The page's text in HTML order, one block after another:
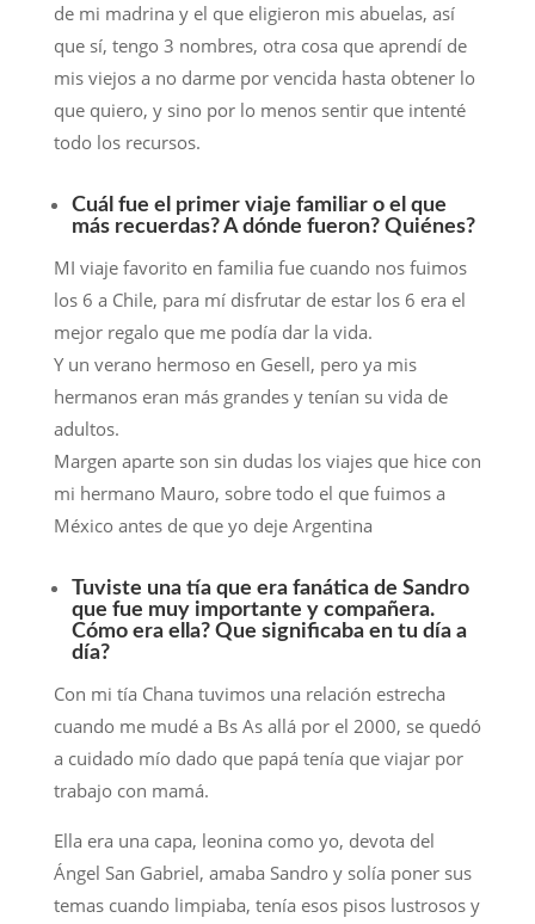
de mi madrina y el que eligieron mis abuelas, así
que sí, tengo 3 nombres, otra cosa que aprendí de
mis viejos a no darme por vencida hasta obtener lo
que quiero, y sino por lo menos sentir que intenté
todo los recursos.
Cuál fue el primer viaje familiar o el que
más recuerdas? A dónde fueron? Quiénes?
MI viaje favorito en familia fue cuando nos fuimos
los 6 a Chile, para mí disfrutar de estar los 6 era el
mejor regalo que me podía dar la vida.
Y un verano hermoso en Gesell, pero ya mis
hermanos eran más grandes y tenían su vida de
adultos.
Margen aparte son sin dudas los viajes que hice con
mi hermano Mauro, sobre todo el que fuimos a
México antes de que yo deje Argentina
Tuviste una tía que era fanática de Sandro
que fue muy importante y compañera.
Cómo era ella? Que significaba en tu día a
día?
Con mi tía Chana tuvimos una relación estrecha
cuando me mudé a Bs As allá por el 2000, se quedó
a cuidado mío dado que papá tenía que viajar por
trabajo con mamá.
Ella era una capa, leonina como yo, devota del
Ángel San Gabriel, amaba Sandro y solía poner sus
temas cuando limpiaba, tenía esos pisos lustrosos y